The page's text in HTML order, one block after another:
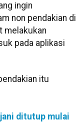
ingin
non pendakian di
melakukan
pada aplikasi
itu
ditutup mulai